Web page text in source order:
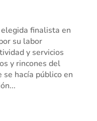
finalista en
su labor
y servicios
y rincones del
se hacía público en